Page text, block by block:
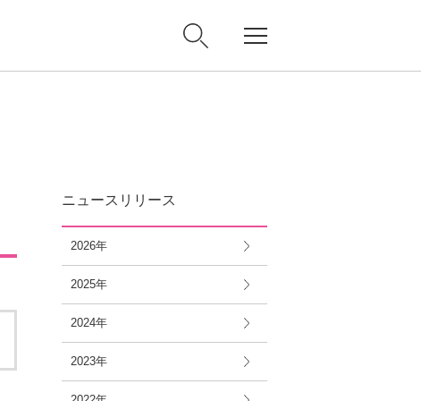
ニュースリリース
2026年
2025年
2024年
2023年